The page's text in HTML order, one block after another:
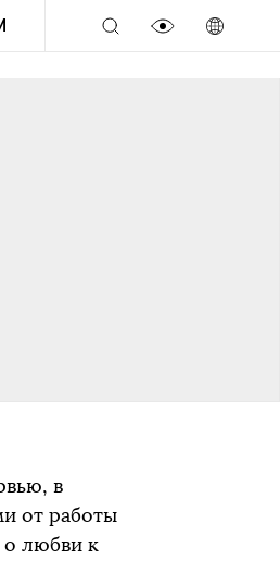
в
от работы
о любви к